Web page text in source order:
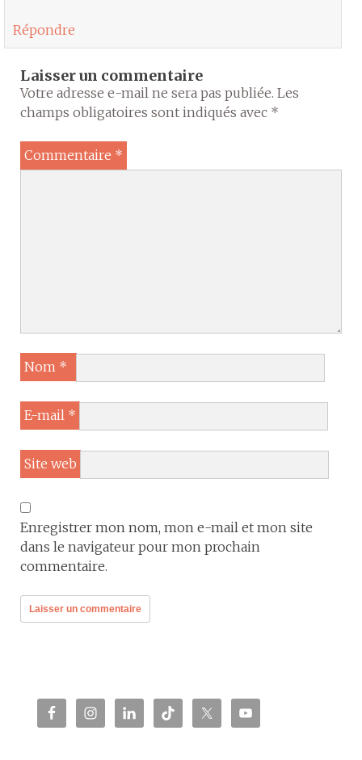
Répondre
Laisser un commentaire
Votre adresse e-mail ne sera pas publiée. Les
champs obligatoires sont indiqués avec *
Commentaire *
Nom *
E-mail *
Site web
Enregistrer mon nom, mon e-mail et mon site
dans le navigateur pour mon prochain
commentaire.